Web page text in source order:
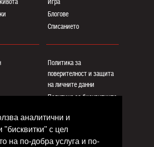
аналитични и
с цел
на по-добра услуга и по-
Блогoве
Списанието
Политика за
поверителност и защита
на личните данни
Политика за бисквитките
Общи условия
Контакти